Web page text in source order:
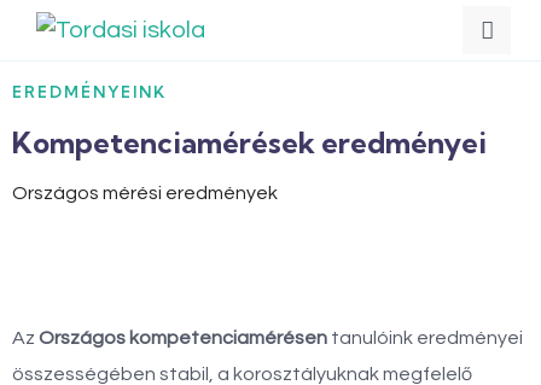
EREDMÉNYEINK
Kompetenciamérések eredményei
Országos mérési eredmények
Az Országos kompetenciamérésen tanulóink eredményei
összességében stabil, a korosztályuknak megfelelő